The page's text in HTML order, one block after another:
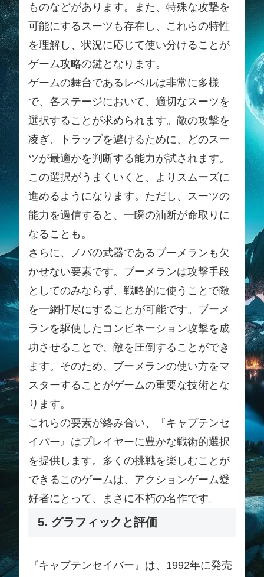
ものなどがあります。また、特殊な攻撃を
可能にするスーツも存在し、これらの特性
を理解し、状況に応じて使い分けることが
ゲーム攻略の鍵となります。
ゲームの舞台であるレベルは非常に多様
で、各ステージにおいて、適切なスーツを
選択することが求められます。敵の攻撃を
凌ぎ、トラップを避けるために、どのスー
ツが最適かを判断する能力が試されます。
この選択がうまくいくと、よりスムーズに
進めるようになります。ただし、スーツの
能力を過信すると、一瞬の油断が命取りに
なることも。
さらに、ノバの武器であるブーメランも欠
かせない要素です。ブーメランは攻撃手段
としてのみならず、戦略的に使うことで敵
を一網打尽にすることが可能です。ブーメ
ランを駆使したコンビネーション攻撃を成
功させることで、敵を圧倒することができ
ます。そのため、ブーメランの使い方をマ
スターすることがゲームの重要な技術とな
ります。
これらの要素が絡み合い、『キャプテンセ
イバー』はプレイヤーに豊かな戦術的選択
を提供します。多くの挑戦を楽しむことが
できるこのゲームは、アクションゲーム愛
好者にとって、まさに不朽の名作です。
5. グラフィックと評価
『キャプテンセイバー』は、1992年に発売